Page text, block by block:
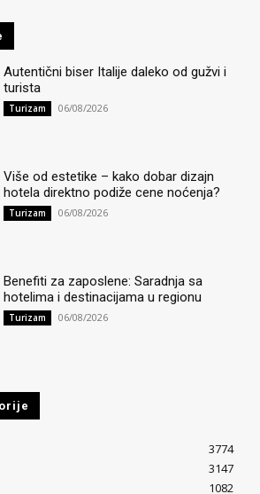
Autentični biser Italije daleko od gužvi i
turista
Turizam 06/08/2026
Više od estetike – kako dobar dizajn
hotela direktno podiže cene noćenja?
Turizam 06/08/2026
Benefiti za zaposlene: Saradnja sa
hotelima i destinacijama u regionu
Turizam 06/08/2026
3774
3147
1082